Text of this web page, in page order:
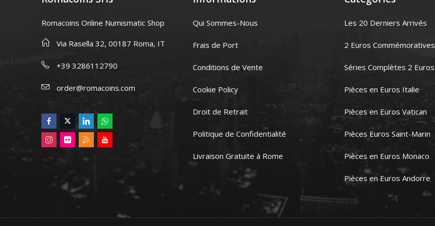
Romacoins Online Numismatic Shop
Via Rasella 32, 00187 Roma, IT
+39 3286112790
order@romacoins.com
Qui Sommes-Nous
Frais de Port
Conditions de Vente
Cookie Policy
Droit de Retrait
Politique de Confidentialité
Livraison Gratuite à Rome
Les 20 Derniers Arrivés
2 Euros Commémoratives
Séries Complètes 2 Euros
Pièces en Euros Italie
Pièces en Euros Vatican
Pièces Euros Saint-Marin
Pièces en Euros Monaco
Pièces en Euros Andorre